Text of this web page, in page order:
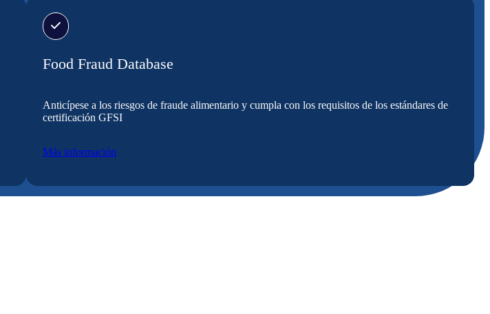
Food Fraud Database
Anticípese a los riesgos de fraude alimentario y cumpla con los requisitos de los estándares de
certificación GFSI
Más información